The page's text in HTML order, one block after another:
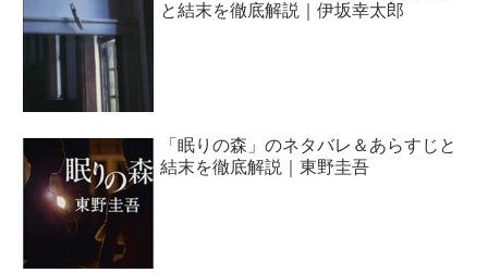
と結末を徹底解説｜伊坂幸太郎
「眠りの森」のネタバレ＆あらすじと
結末を徹底解説｜東野圭吾